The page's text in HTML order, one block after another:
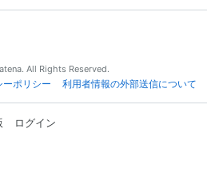
All Rights Reserved.
ーポリシー 利用者情報の外部送信について
ログイン